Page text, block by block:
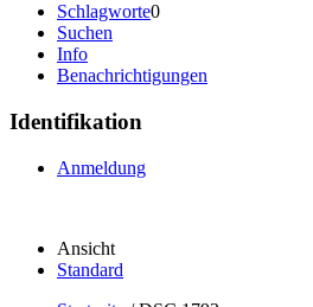
Schlagworte0
Suchen
Info
Benachrichtigungen
Identifikation
Anmeldung
Ansicht
Standard